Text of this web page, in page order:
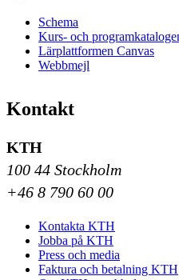
Schema
Kurs- och
Lärplattformen Canvas
Webbmejl
Kontakt
KTH
100 44 Stockholm
+46 8 790 60 00
Kontakta KTH
Jobba på KTH
Press och media
Faktura och betalning KTH